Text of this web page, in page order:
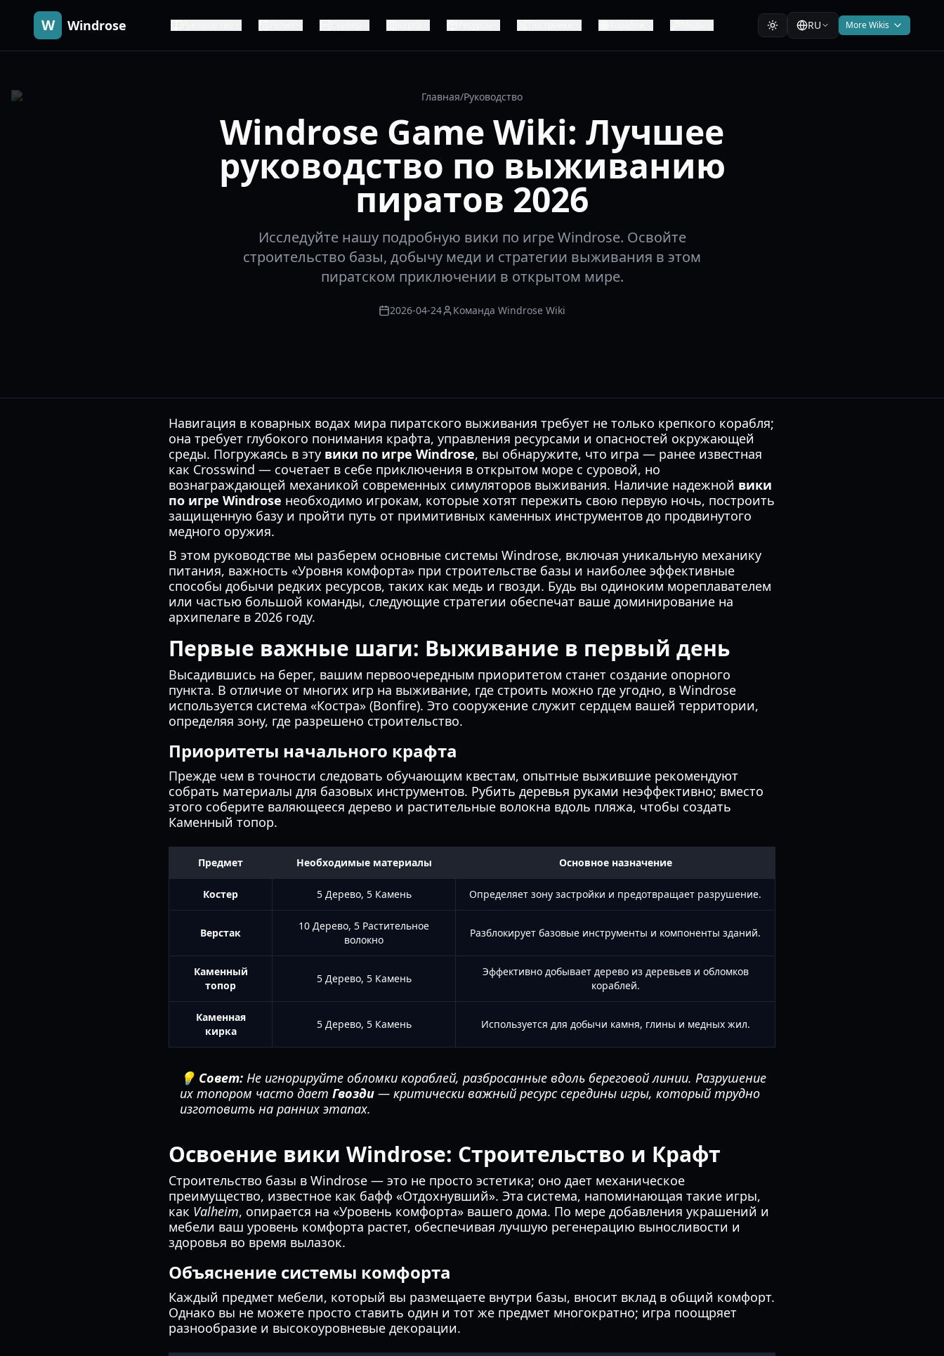
W Windrose RU More Wikis
Главная/Руководство
Windrose Game Wiki: Лучшее
руководство по выживанию
пиратов 2026
Исследуйте нашу подробную вики по игре Windrose. Освойте
строительство базы, добычу меди и стратегии выживания в этом
пиратском приключении в открытом мире.
2026-04-24 Команда Windrose Wiki
Навигация в коварных водах мира пиратского выживания требует не только крепкого корабля;
она требует глубокого понимания крафта, управления ресурсами и опасностей окружающей
среды. Погружаясь в эту вики по игре Windrose, вы обнаружите, что игра — ранее известная
как Crosswind — сочетает в себе приключения в открытом море с суровой, но
вознаграждающей механикой современных симуляторов выживания. Наличие надежной вики
по игре Windrose необходимо игрокам, которые хотят пережить свою первую ночь, построить
защищенную базу и пройти путь от примитивных каменных инструментов до продвинутого
медного оружия.
В этом руководстве мы разберем основные системы Windrose, включая уникальную механику
питания, важность «Уровня комфорта» при строительстве базы и наиболее эффективные
способы добычи редких ресурсов, таких как медь и гвозди. Будь вы одиноким мореплавателем
или частью большой команды, следующие стратегии обеспечат ваше доминирование на
архипелаге в 2026 году.
Первые важные шаги: Выживание в первый день
Высадившись на берег, вашим первоочередным приоритетом станет создание опорного
пункта. В отличие от многих игр на выживание, где строить можно где угодно, в Windrose
используется система «Костра» (Bonfire). Это сооружение служит сердцем вашей территории,
определяя зону, где разрешено строительство.
Приоритеты начального крафта
Прежде чем в точности следовать обучающим квестам, опытные выжившие рекомендуют
собрать материалы для базовых инструментов. Рубить деревья руками неэффективно; вместо
этого соберите валяющееся дерево и растительные волокна вдоль пляжа, чтобы создать
Каменный топор.
Предмет Необходимые материалы Основное назначение
Костер 5 Дерево, 5 Камень Определяет зону застройки и предотвращает разрушение.
Верстак
10 Дерево, 5 Растительное
волокно
Разблокирует базовые инструменты и компоненты зданий.
Каменный
топор
5 Дерево, 5 Камень
Эффективно добывает дерево из деревьев и обломков
кораблей.
Каменная
кирка
5 Дерево, 5 Камень Используется для добычи камня, глины и медных жил.
💡 Совет: Не игнорируйте обломки кораблей, разбросанные вдоль береговой линии. Разрушение
их топором часто дает Гвозди — критически важный ресурс середины игры, который трудно
изготовить на ранних этапах.
Освоение вики Windrose: Строительство и Крафт
Строительство базы в Windrose — это не просто эстетика; оно дает механическое
преимущество, известное как бафф «Отдохнувший». Эта система, напоминающая такие игры,
как Valheim, опирается на «Уровень комфорта» вашего дома. По мере добавления украшений и
мебели ваш уровень комфорта растет, обеспечивая лучшую регенерацию выносливости и
здоровья во время вылазок.
Объяснение системы комфорта
Каждый предмет мебели, который вы размещаете внутри базы, вносит вклад в общий комфорт.
Однако вы не можете просто ставить один и тот же предмет многократно; игра поощряет
разнообразие и высокоуровневые декорации.